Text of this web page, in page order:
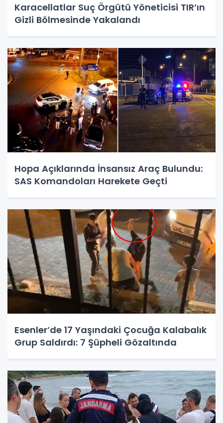
Karacellatlar Suç Örgütü Yöneticisi TIR’ın
Gizli Bölmesinde Yakalandı
Hopa Açıklarında İnsansız Araç Bulundu:
SAS Komandoları Harekete Geçti
Esenler’de 17 Yaşındaki Çocuğa Kalabalık
Grup Saldırdı: 7 Şüpheli Gözaltında